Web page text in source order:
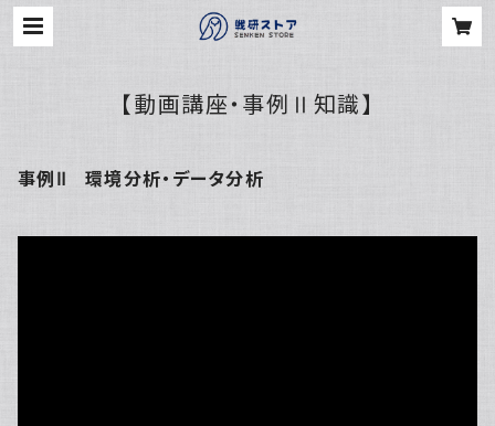
【動画講座・事例Ⅱ知識】
事例Ⅱ 環境分析・データ分析